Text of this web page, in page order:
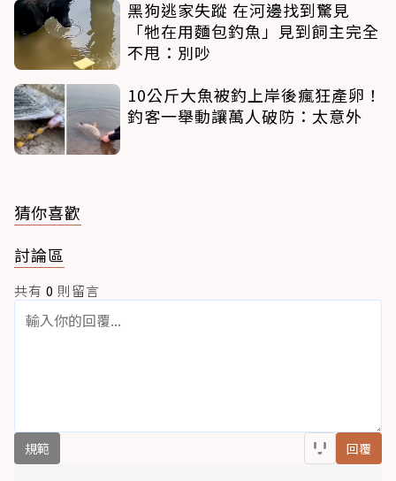
黑狗逃家失蹤 在河邊找到驚見
「牠在用麵包釣魚」見到飼主完全
不甩：別吵
10公斤大魚被釣上岸後瘋狂產卵！
釣客一舉動讓萬人破防：太意外
猜你喜歡
討論區
共有 0 則留言
規範 回覆